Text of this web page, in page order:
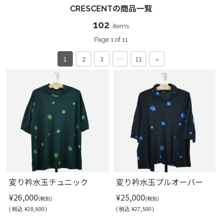
CRESCENTの商品一覧
102 items
Page 1 of 11
1 2 3 … 11 »
変り衿水玉チュニック
¥26,000(税別)
(税込¥28,600 )
変り衿水玉プルオーバー
¥25,000(税別)
(税込 ¥27,500 )